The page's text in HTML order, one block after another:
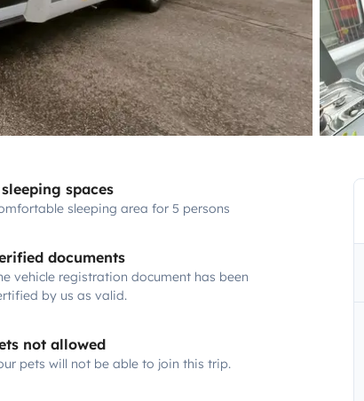
spaces
sleeping area for 5 persons
documents
vehicle registration document has been
by us as valid.
not allowed
pets will not be able to join this trip.